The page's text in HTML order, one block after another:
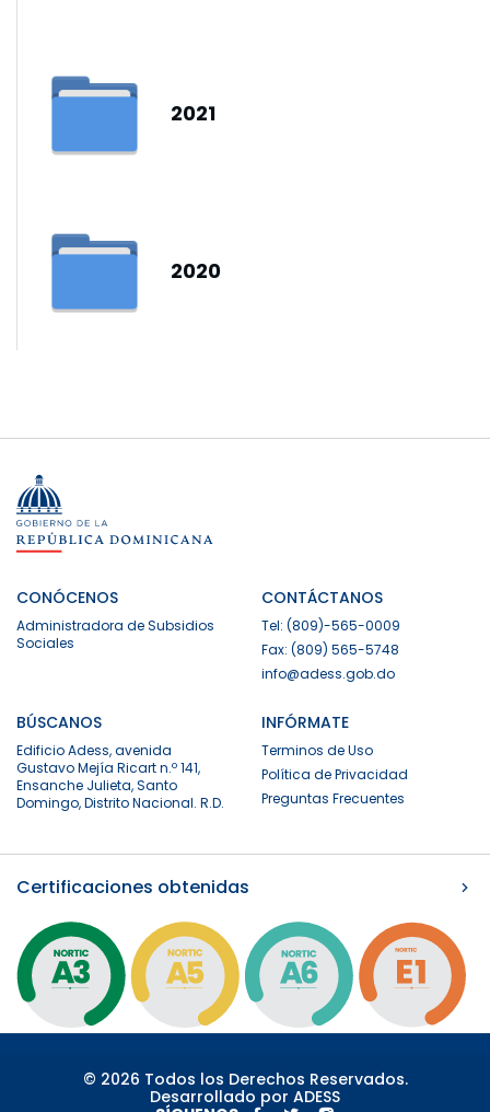
2021
2020
CONÓCENOS
Administradora de Subsidios
Sociales
CONTÁCTANOS
Tel: (809)-565-0009
Fax: (809) 565-5748
info@adess.gob.do
BÚSCANOS
Edificio Adess, avenida
Gustavo Mejía Ricart n.º 141,
Ensanche Julieta, Santo
Domingo, Distrito Nacional. R.D.
INFÓRMATE
Terminos de Uso
Política de Privacidad
Preguntas Frecuentes
Certificaciones obtenidas
© 2026 Todos los Derechos Reservados.
Desarrollado por ADESS